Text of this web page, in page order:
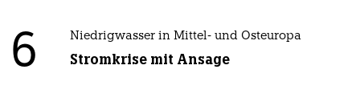
6 Niedrigwasser in Mittel- und Osteuropa
Stromkrise mit Ansage